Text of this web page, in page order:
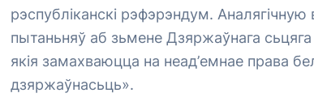
рэспубліканскі рэфэрэндум.
пытаньняў аб зьмене Дзяржаўнага
якія замахваюцца на неад’емнае права
дзяржаўнасьць».